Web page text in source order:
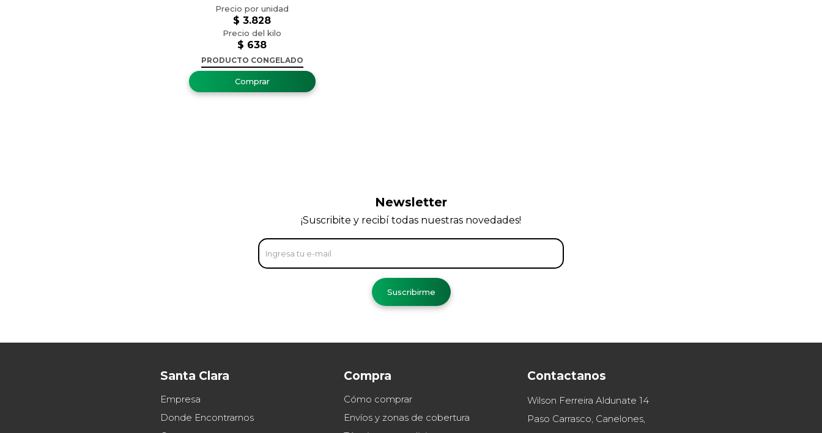
$ 638
$ 3.828
PRODUCTO CONGELADO
Santa Clara
Empresa
Donde Encontrarnos
Compra
Cómo comprar
Envíos y zonas de cobertura
Contactanos
Wilson Ferreira Aldunate 14
Paso Carrasco, Canelones,
Newsletter
¡Suscribite y recibí todas nuestras novedades!
Suscribirme